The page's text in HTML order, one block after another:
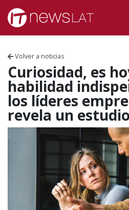
Skip to content
Volver a noticias
Curiosidad, es
habilidad
los líderes
revela un estudio
PERÚ
CHILE